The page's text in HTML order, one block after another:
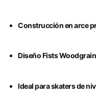
Construcción en arce
Diseño Fists
Ideal para skaters de